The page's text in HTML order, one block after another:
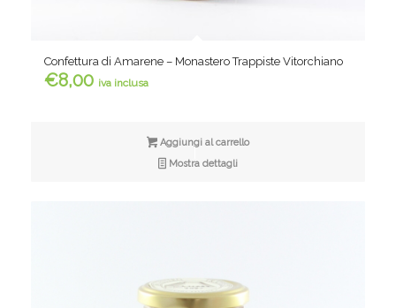
Confettura di Amarene – Monastero Trappiste Vitorchiano
€8,00 iva inclusa
Aggiungi al carrello
Mostra dettagli